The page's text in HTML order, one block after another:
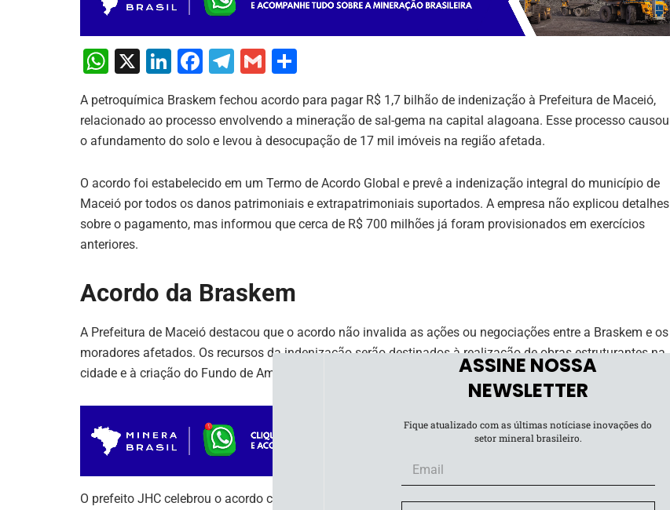
W
at
s
p
p
X
Li
k
e
n
F
c
e
o
o
k
T
e
gr
m
G
ai
l
ar
e
A petroquímica Braskem fechou acordo para pagar R$ 1,7 bilhão de indenização à Prefeitura de Maceió,
relacionado ao processo envolvendo a mineração de sal-gema na capital alagoana. Esse processo causou
o afundamento do solo e levou à desocupação de 17 mil imóveis na região afetada.
O acordo foi estabelecido em um Termo de Acordo Global e prevê a indenização integral do município de
Maceió por todos os danos patrimoniais e extrapatrimoniais suportados. A empresa não explicou detalhes
sobre o pagamento, mas informou que cerca de R$ 700 milhões já foram provisionados em exercícios
anteriores.
Acordo da Braskem
A Prefeitura de Maceió destacou que o acordo não invalida as ações ou negociações entre a Braskem e os
moradores afetados. Os recursos da indenização serão destinados à realização de obras estruturantes na
cidade e à criação do Fundo de Amparo aos Moradores.
O prefeito JHC celebrou o acordo como a maior ação de recuperação de danos ambientais da história da
ASSINE NOSSA
NEWSLETTER
Fique atualizado com as últimas notíciase inovações do
setor mineral brasileiro.